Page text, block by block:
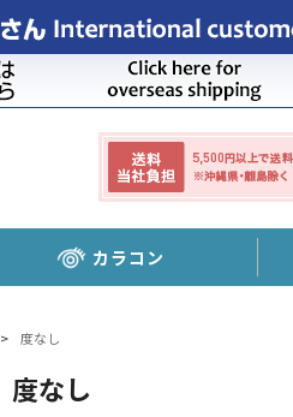
カラコン
> 度なし
度なし